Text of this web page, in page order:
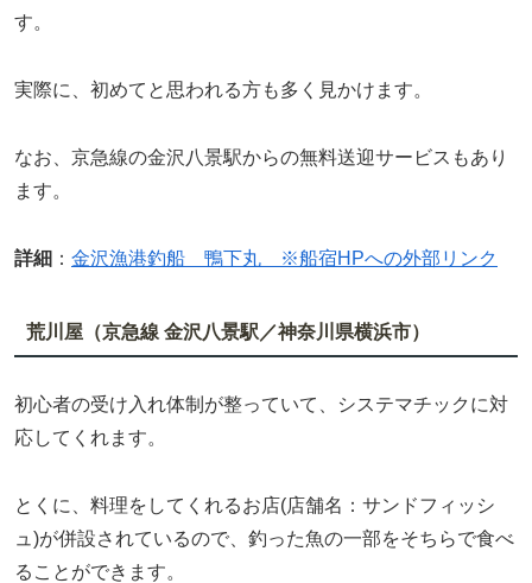
す。
実際に、初めてと思われる方も多く見かけます。
なお、京急線の金沢八景駅からの無料送迎サービスもあり
ます。
詳細 ： 金沢漁港釣船 鴨下丸 ※船宿HPへの外部リンク
荒川屋（京急線 金沢八景駅／神奈川県横浜市）
初心者の受け入れ体制が整っていて、システマチックに対
応してくれます。
とくに、料理をしてくれるお店(店舗名：サンドフィッシ
ュ)が併設されているので、釣った魚の一部をそちらで食べ
ることができます。